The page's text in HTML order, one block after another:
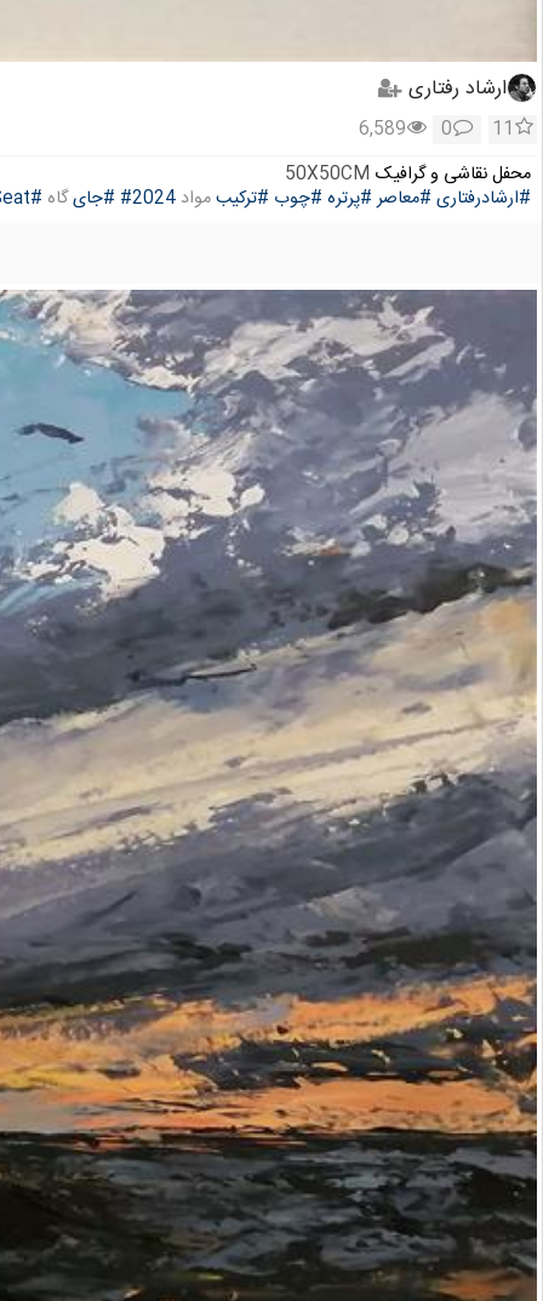
ارشاد رفتاری
11
0
6,589
محفل نقاشی و گرافیک 50X50CM
#ارشادرفتاری #معاصر #پرتره #چوب #ترکیبمواد #2024 #جایگاه #Seat